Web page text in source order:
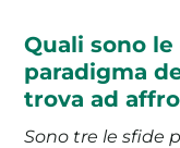
Quali sono
paradigma
trova ad
Sono tre le sfide